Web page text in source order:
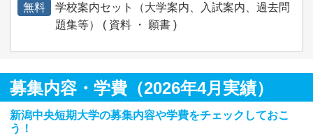
無料
学校案内セット（大学案内、入試案内、過去問
題集等） ( 資料 ・ 願書 )
募集内容・学費（2026年4月実績）
新潟中央短期大学の募集内容や学費をチェックしておこ
う！